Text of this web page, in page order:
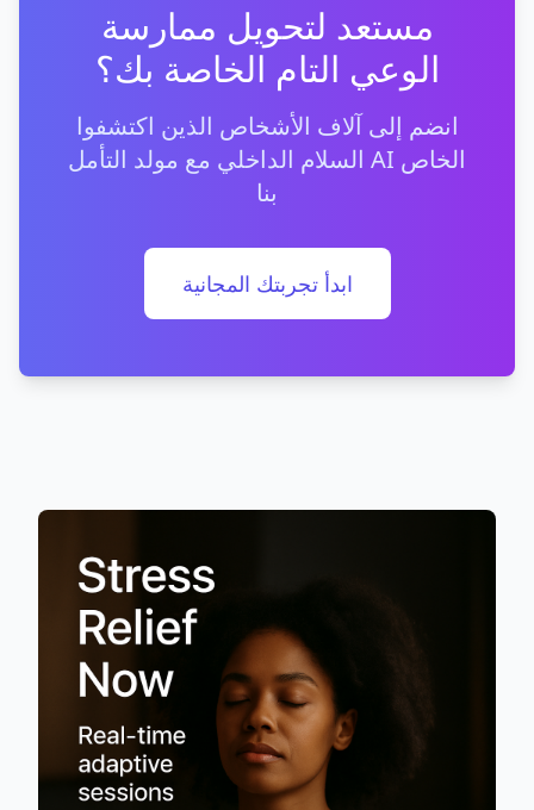
مستعد لتحويل ممارسة
الوعي التام الخاصة بك؟
انضم إلى آلاف الأشخاص الذين اكتشفوا
السلام الداخلي مع مولد التأمل AI الخاص
بنا
ابدأ تجربتك المجانية